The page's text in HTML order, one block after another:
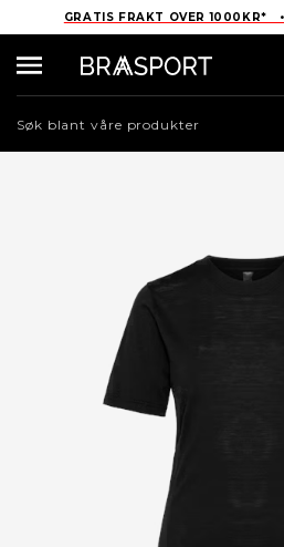
GRATIS FRAKT OVER 1000KR*